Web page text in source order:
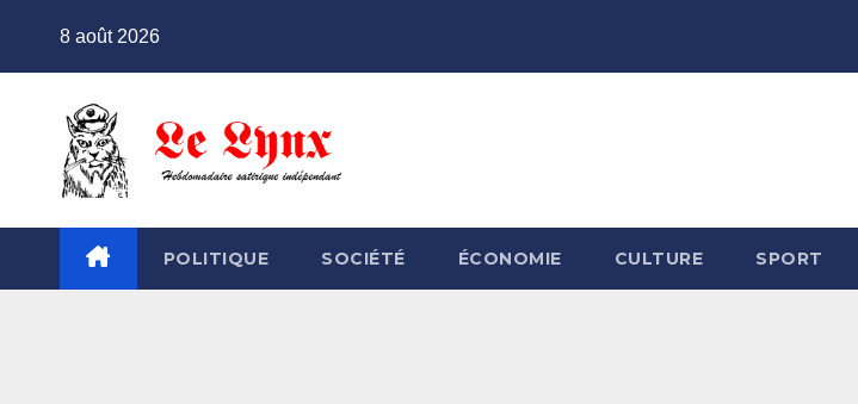
8 août 2026
POLITIQUE SOCIÉTÉ ÉCONOMIE CULTURE SPORT